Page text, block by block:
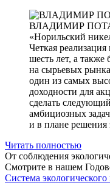
ВЛАДИМИР
«Норильский
Четкая
шесть лет, а
на сырьевых
один из самых
доходности для
сделать
амбициозных
и в плане решения
Читать полностью
От соблюдения
Смотрите в нашем
Система